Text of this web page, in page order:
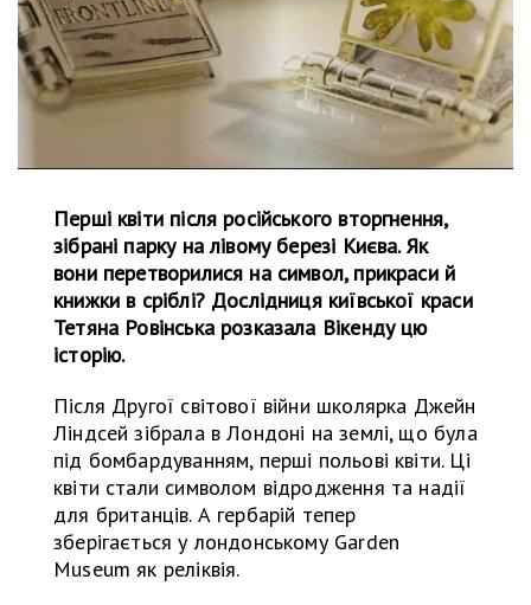
Перші квіти після російського вторгнення,
зібрані парку на лівому березі Києва. Як
вони перетворилися на символ, прикраси й
книжки в сріблі? Дослідниця київської краси
Тетяна Ровінська розказала Вікенду цю
історію.
Після Другої світової війни школярка Джейн
Ліндсей зібрала в Лондоні на землі, що була
під бомбардуванням, перші польові квіти. Ці
квіти стали символом відродження та надії
для британців. А гербарій тепер
зберігається у лондонському Garden
Museum як реліквія.